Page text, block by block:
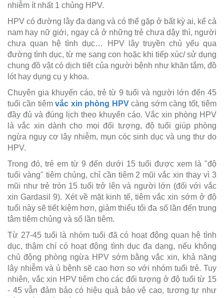
nhiễm ít nhất 1 chủng HPV.
HPV có đường lây đa dạng và có thể gặp ở bất kỳ ai, kể cả
nam hay nữ giới, ngay cả ở những trẻ chưa dậy thì, người
chưa quan hệ tình dục… HPV lây truyền chủ yếu qua
đường tình dục, từ mẹ sang con hoặc khi tiếp xúc/ sử dụng
chung đồ vật có dịch tiết của người bệnh như khăn tắm, đồ
lót hay dụng cụ y khoa.
Chuyên gia khuyến cáo, trẻ từ 9 tuổi và người lớn đến 45
tuổi cần tiêmvắc xin phòng HPVcàng sớm càng tốt, tiêm
đầy đủ và đúng lịch theo khuyến cáo. Vắc xin phòng HPV
là vắc xin dành cho mọi đối tượng, độ tuổi giúp phòng
ngừa nguy cơ lây nhiễm, mụn cóc sinh dục và ung thư do
HPV.
Trong đó, trẻ em từ 9 đến dưới 15 tuổi được xem là "độ
tuổi vàng" tiêm chủng, chỉ cần tiêm 2 mũi vắc xin thay vì 3
mũi như trẻ tròn 15 tuổi trở lên và người lớn (đối với vắc
xin Gardasil 9). Xét về mặt kinh tế, tiêm vắc xin sớm ở độ
tuổi này sẽ tiết kiệm hơn, giảm thiểu tối đa số lần đến trung
tâm tiêm chủng và số lần tiêm.
Từ 27-45 tuổi là nhóm tuổi đã có hoạt động quan hệ tình
dục, thậm chí có hoạt động tình dục đa dạng, nếu không
chủ động phòng ngừa HPV sớm bằng vắc xin, khả năng
lây nhiễm và ủ bệnh sẽ cao hơn so với nhóm tuổi trẻ. Tuy
nhiên, vắc xin HPV tiêm cho các đối tượng ở độ tuổi từ 15
- 45 vẫn đảm bảo có hiệu quả bảo vệ cao, tương tự như